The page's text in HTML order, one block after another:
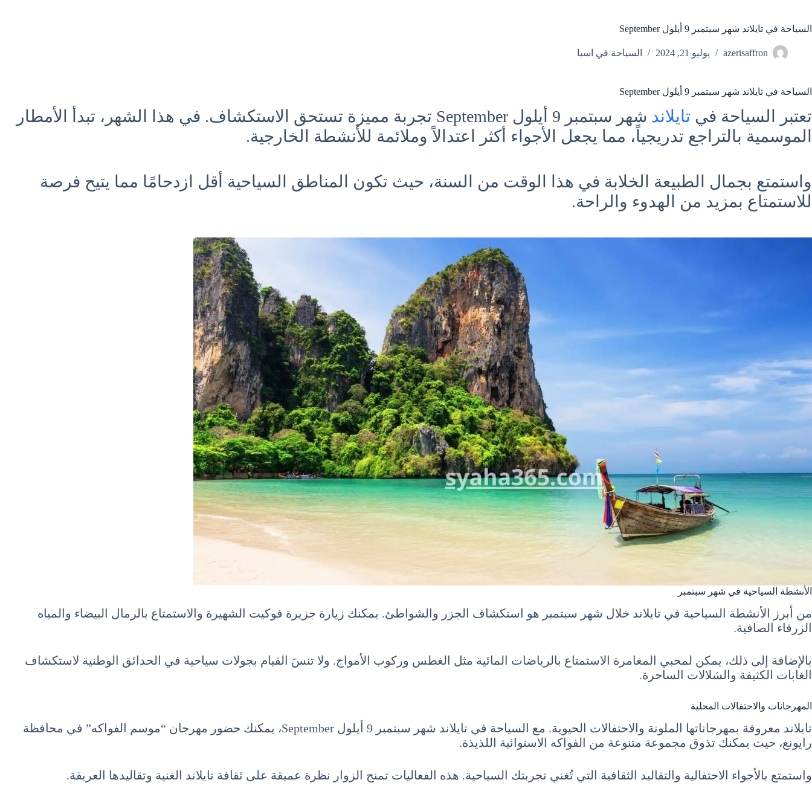
السياحة في تايلاند شهر سبتمبر 9 أيلول September
azerisaffron يوليو 21, 2024 السياحة في اسيا
السياحة في تايلاند شهر سبتمبر 9 أيلول September
تعتبر السياحة في تايلاند
شهر سبتمبر 9 أيلول September تجربة مميزة تستحق الاستكشاف. في هذا الشهر، تبدأ الأمطار
الموسمية بالتراجع تدريجياً، مما يجعل الأجواء أكثر اعتدالاً وملائمة للأنشطة الخارجية.
واستمتع بجمال الطبيعة الخلابة في هذا الوقت من السنة، حيث تكون المناطق السياحية أقل ازدحامًا مما يتيح فرصة
للاستمتاع بمزيد من الهدوء والراحة.
الأنشطة السياحية في شهر سبتمبر
من أبرز الأنشطة السياحية في تايلاند خلال شهر سبتمبر هو استكشاف الجزر والشواطئ. يمكنك زيارة جزيرة فوكيت الشهيرة والاستمتاع بالرمال البيضاء والمياه
الزرقاء الصافية.
بالإضافة إلى ذلك، يمكن لمحبي المغامرة الاستمتاع بالرياضات المائية مثل الغطس وركوب الأمواج. ولا تنسَ القيام بجولات سياحية في الحدائق الوطنية لاستكشاف
الغابات الكثيفة والشلالات الساحرة.
المهرجانات والاحتفالات المحلية
تايلاند معروفة بمهرجاناتها الملونة والاحتفالات الحيوية. مع السياحة في تايلاند شهر سبتمبر 9 أيلول September، يمكنك حضور مهرجان “موسم الفواكه” في محافظة
رايونغ، حيث يمكنك تذوق مجموعة متنوعة من الفواكه الاستوائية اللذيذة.
واستمتع بالأجواء الاحتفالية والتقاليد الثقافية التي تُغني تجربتك السياحية. هذه الفعاليات تمنح الزوار نظرة عميقة على ثقافة تايلاند الغنية وتقاليدها العريقة.